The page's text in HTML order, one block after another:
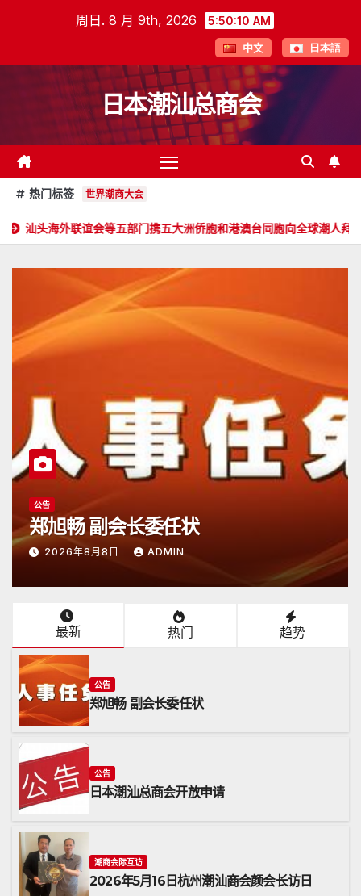
周日. 8 月 9th, 2026 5:50:11 AM
中文 日本語
日本潮汕总商会
热门标签 世界潮商大会
会等五部门携五大洲侨胞和港澳台同胞向全球潮人拜年！ 郑
委任状
ADMIN 2026年6月15日
最新 热门 趋势
公告
郑旭畅 副会长委任状
公告
日本潮汕总商会开放申请
潮商会际互访
2026年5月16日杭州潮汕商会颜会长访日